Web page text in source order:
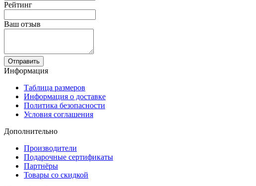
Рейтинг
Ваш отзыв
Отправить
Информация
Таблица размеров
Информация о доставке
Политика безопасности
Условия соглашения
Дополнительно
Производители
Подарочные сертификаты
Партнёры
Товары со скидкой